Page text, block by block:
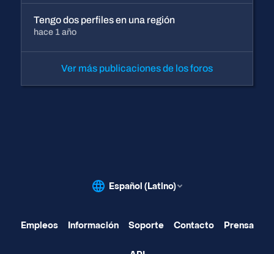
Tengo dos perfiles en una región
hace 1 año
Ver más publicaciones de los foros